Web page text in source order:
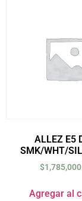
ALLEZ E5
SMK/WHT/
$
Agregar al